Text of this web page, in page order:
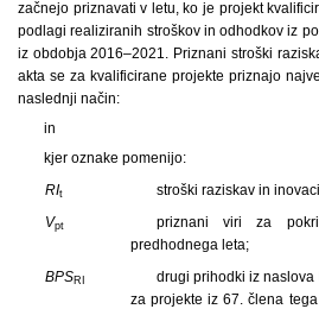
začnejo priznavati v letu, ko je projekt
podlagi realiziranih stroškov in odhodkov iz
iz obdobja 2016–2021. Priznani stroški
akta se za kvalificirane projekte priznajo
naslednji način:
in
kjer oznake pomenijo:
RIt
stroški raziskav in
Vpt
priznani viri za
predhodnega leta;
BPSRI
drugi prihodki iz
za projekte iz 67. člena